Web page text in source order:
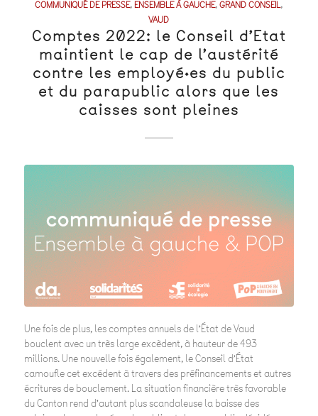
COMMUNIQUÉ DE PRESSE,ENSEMBLE À GAUCHE,GRAND CONSEIL,
VAUD
Comptes 2022: le Conseil d’Etat
maintient le cap de l’austérité
contre les employé·es du public
et du parapublic alors que les
caisses sont pleines
Une fois de plus, les comptes annuels de l’État de Vaud
bouclent avec un très large excèdent, à hauteur de 493
millions. Une nouvelle fois également, le Conseil d’État
camoufle cet excédent à travers des préfinancements et autres
écritures de bouclement. La situation financière très favorable
du Canton rend d’autant plus scandaleuse la baisse des